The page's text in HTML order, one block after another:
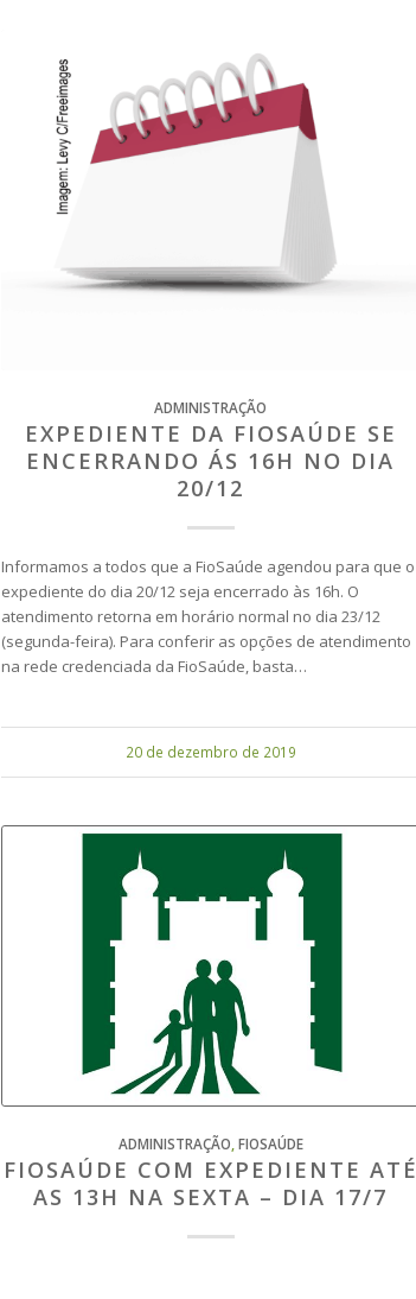
ADMINISTRAÇÃO
EXPEDIENTE DA FIOSAÚDE SE
ENCERRANDO ÁS 16H NO DIA
20/12
Informamos a todos que a FioSaúde agendou para que o
expediente do dia 20/12 seja encerrado às 16h. O
atendimento retorna em horário normal no dia 23/12
(segunda-feira). Para conferir as opções de atendimento
na rede credenciada da FioSaúde, basta…
20 de dezembro de 2019
ADMINISTRAÇÃO,FIOSAÚDE
FIOSAÚDE COM EXPEDIENTE ATÉ
AS 13H NA SEXTA – DIA 17/7